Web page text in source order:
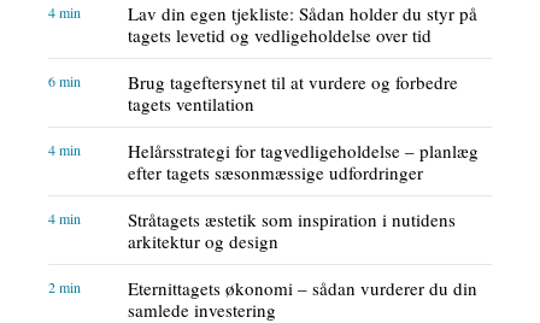
Lav din egen tjekliste: Sådan holder du styr på
tagets levetid og vedligeholdelse over tid
4 min
Brug tageftersynet til at vurdere og forbedre
tagets ventilation
6 min
Helårsstrategi for tagvedligeholdelse – planlæg
efter tagets sæsonmæssige udfordringer
4 min
Stråtagets æstetik som inspiration i nutidens
arkitektur og design
4 min
Eternittagets økonomi – sådan vurderer du din
samlede investering
2 min